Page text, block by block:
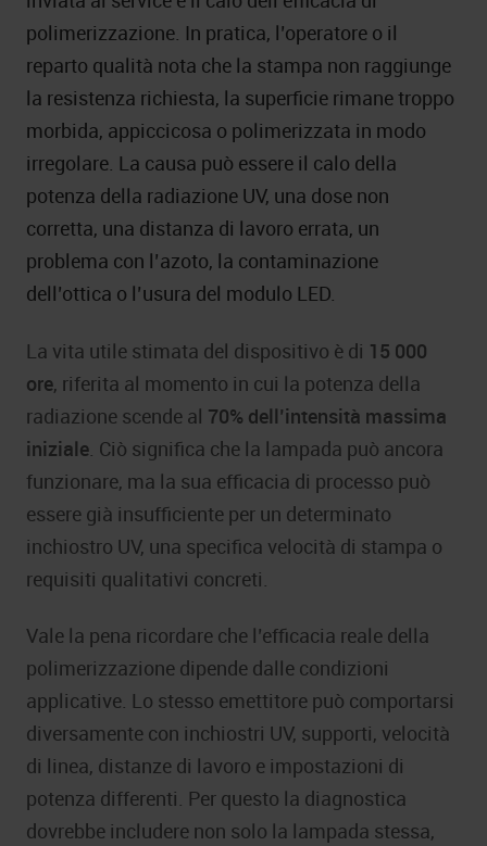
polimerizzazione. In pratica, l’operatore o il
reparto qualità nota che la stampa non raggiunge
la resistenza richiesta, la superficie rimane troppo
morbida, appiccicosa o polimerizzata in modo
irregolare. La causa può essere il calo della
potenza della radiazione UV, una dose non
corretta, una distanza di lavoro errata, un
problema con l’azoto, la contaminazione
dell’ottica o l’usura del modulo LED.
La vita utile stimata del dispositivo è di 15 000
ore, riferita al momento in cui la potenza della
radiazione scende al 70% dell’intensità massima
iniziale . Ciò significa che la lampada può ancora
funzionare, ma la sua efficacia di processo può
essere già insufficiente per un determinato
inchiostro UV, una specifica velocità di stampa o
requisiti qualitativi concreti.
Vale la pena ricordare che l’efficacia reale della
polimerizzazione dipende dalle condizioni
applicative. Lo stesso emettitore può comportarsi
diversamente con inchiostri UV, supporti, velocità
di linea, distanze di lavoro e impostazioni di
potenza differenti. Per questo la diagnostica
dovrebbe includere non solo la lampada stessa,